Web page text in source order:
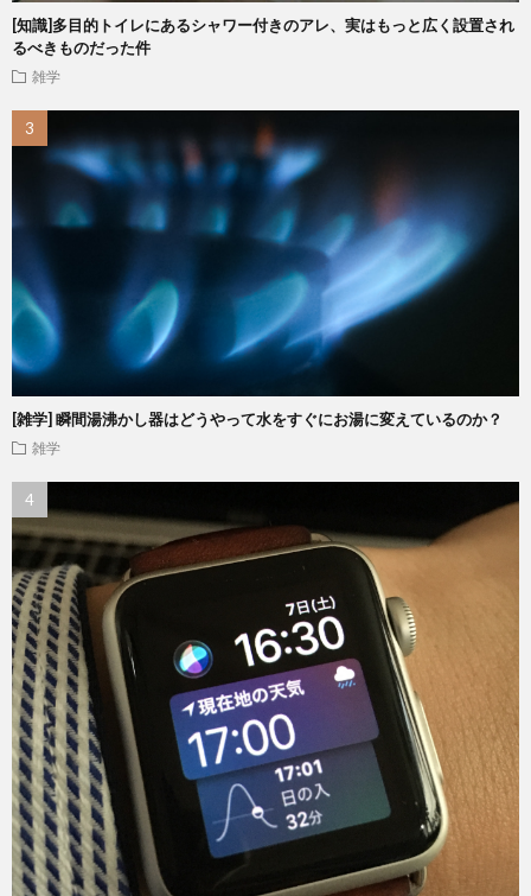
[知識]多目的トイレにあるシャワー付きのアレ、実はもっと広く設置され
るべきものだった件
雑学
[雑学] 瞬間湯沸かし器はどうやって水をすぐにお湯に変えているのか？
雑学